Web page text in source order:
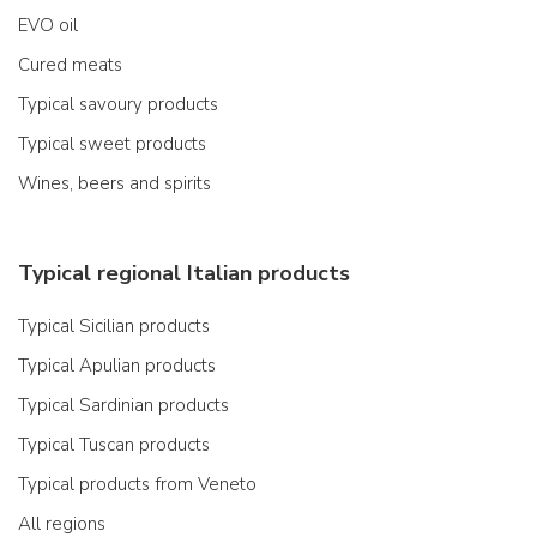
EVO oil
Cured meats
Typical savoury products
Typical sweet products
Wines, beers and spirits
Typical regional Italian products
Typical Sicilian products
Typical Apulian products
Typical Sardinian products
Typical Tuscan products
Typical products from Veneto
All regions